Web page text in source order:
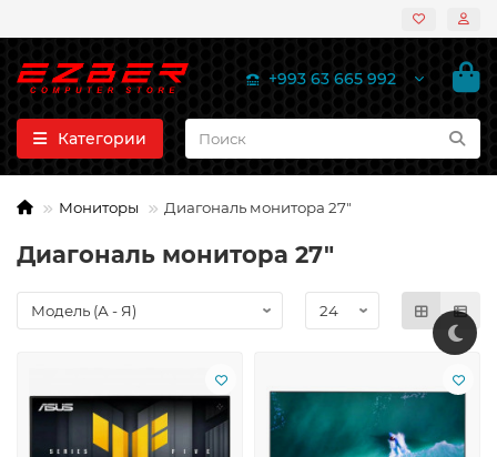
+993 63 665 992
Категории
Мониторы Диагональ монитора 27"
Диагональ монитора 27"